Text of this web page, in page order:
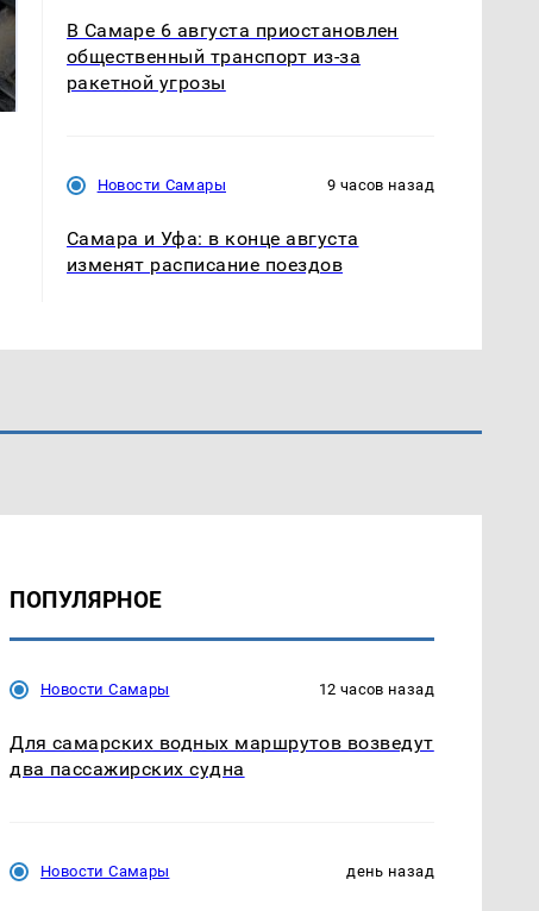
Не ешьте эту
готовую еду из
магазина: список
В ОАЭ произошло
жестокое убийство
В Самаре 6 августа приостановлен
общественный транспорт из-за
ракетной угрозы
Новости Самары 9 часов назад
Самара и Уфа: в конце августа
изменят расписание поездов
ПОПУЛЯРНОЕ
Новости Самары 12 часов назад
Для самарских водных маршрутов возведут
два пассажирских судна
Новости Самары день назад